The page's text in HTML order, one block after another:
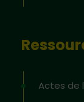
Actes de